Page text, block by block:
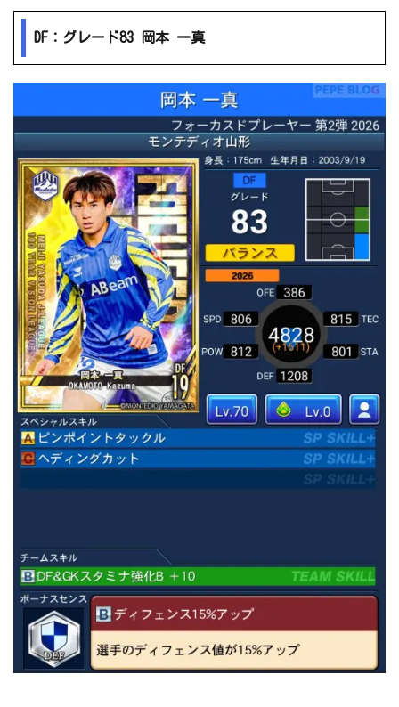
DF：グレード83 岡本 一真